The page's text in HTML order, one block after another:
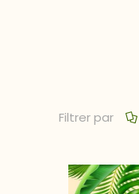
Filtrer par